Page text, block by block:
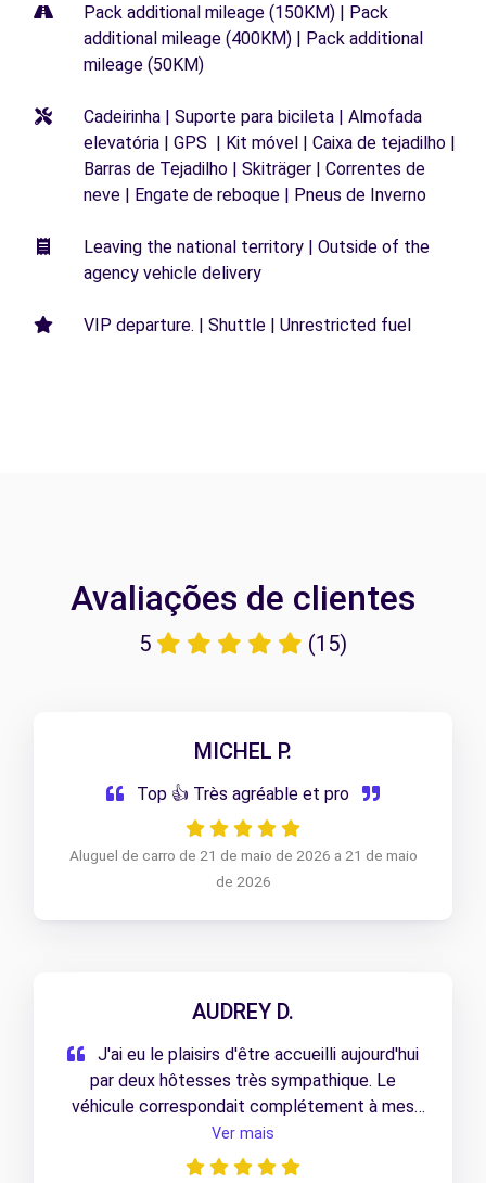
Pack additional mileage (150KM) | Pack
additional mileage (400KM) | Pack additional
mileage (50KM)
Cadeirinha | Suporte para bicileta | Almofada
elevatória | GPS | Kit móvel | Caixa de tejadilho |
Barras de Tejadilho | Skiträger | Correntes de
neve | Engate de reboque | Pneus de Inverno
Leaving the national territory | Outside of the
agency vehicle delivery
VIP departure. | Shuttle | Unrestricted fuel
Avaliações de clientes
5 (15)
MICHEL P.
Top 👍 Très agréable et pro
Aluguel de carro de 21 de maio de 2026 a 21 de maio
de 2026
AUDREY D.
J'ai eu le plaisirs d'être accueilli aujourd'hui
par deux hôtesses très sympathique. Le
véhicule correspondait complétement à mes
besoins.
Ver mais